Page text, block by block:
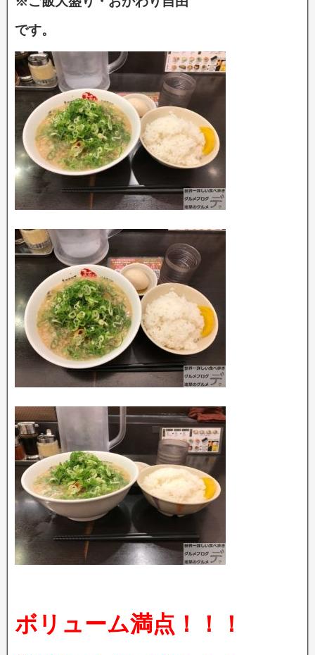
です。
ボリューム満点！！！